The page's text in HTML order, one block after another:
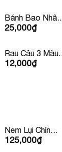
Bánh Bao Nhân
Thịt Xá Xíu
25,000₫
Rau Câu 3 Màu
Chén
12,000₫
Nem Lụi Chín
Kèm Rau Mắm
125,000₫